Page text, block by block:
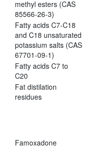
methyl esters (CAS
85566-26-3)
Fatty acids C7-C18
and C18 unsaturated
potassium salts (CAS
67701-09-1)
Fatty acids C7 to
C20
Fat distilation
residues
Famoxadone